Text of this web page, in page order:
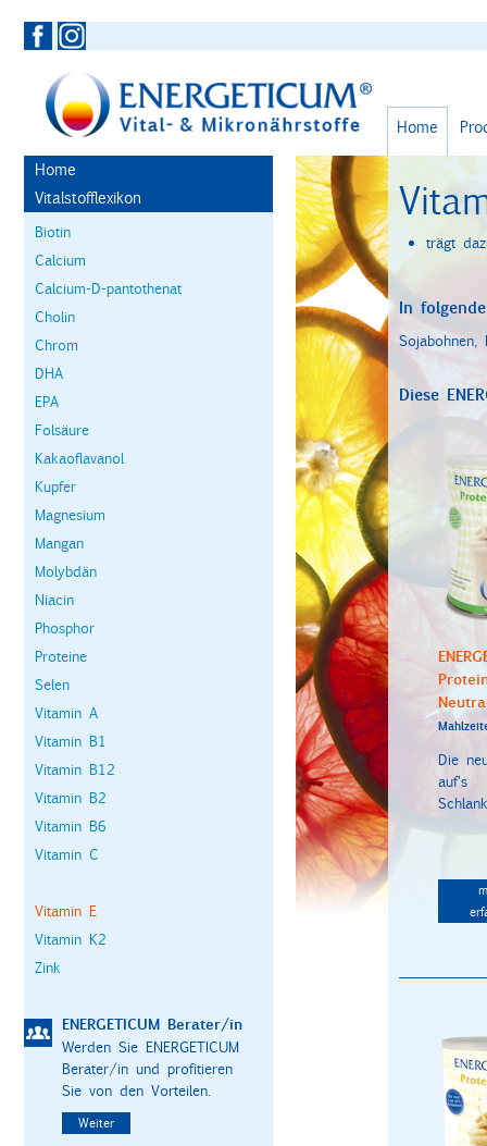
Home
Home
Vitalstofflexikon
Biotin
Calcium
Calcium-D-pantothenat
Cholin
Chrom
DHA
EPA
Folsäure
Kakaoflavanol
Kupfer
Magnesium
Mangan
Molybdän
Niacin
Phosphor
Proteine
Selen
Vitamin A
Vitamin B1
Vitamin B12
Vitamin B2
Vitamin B6
Vitamin C
Vitamin E
Vitamin K2
Zink
ENERGETICUM Berater/in
Werden Sie ENERGETICUM
Berater/in und profitieren
Sie von den Vorteilen.
Weiter
trägt
In
Sojabohnen,
Diese
Die
auf's